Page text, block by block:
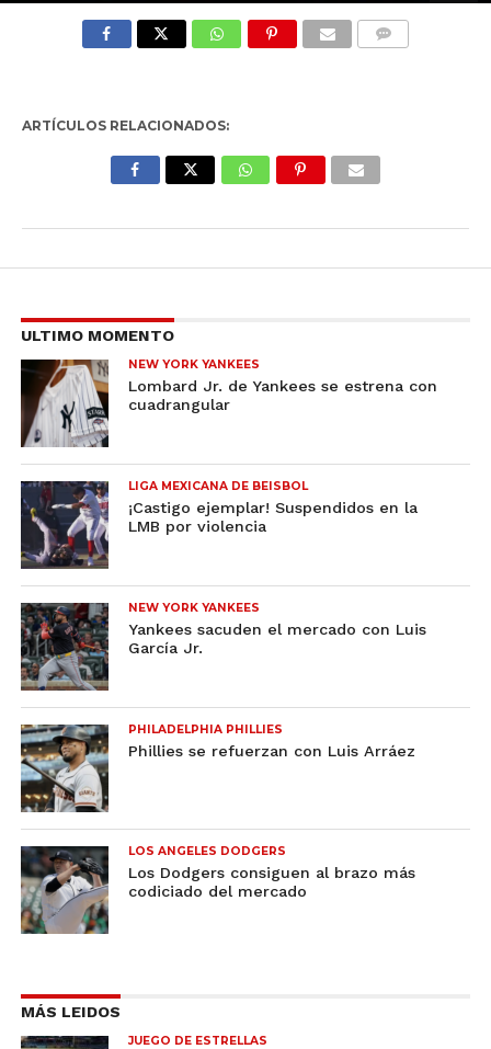
seconds
ARTÍCULOS RELACIONADOS:
ULTIMO MOMENTO
NEW YORK YANKEES
Lombard Jr. de Yankees se estrena con
cuadrangular
LIGA MEXICANA DE BEISBOL
¡Castigo ejemplar! Suspendidos en la
LMB por violencia
NEW YORK YANKEES
Yankees sacuden el mercado con Luis
García Jr.
PHILADELPHIA PHILLIES
Phillies se refuerzan con Luis Arráez
LOS ANGELES DODGERS
Los Dodgers consiguen al brazo más
codiciado del mercado
MÁS LEIDOS
JUEGO DE ESTRELLAS